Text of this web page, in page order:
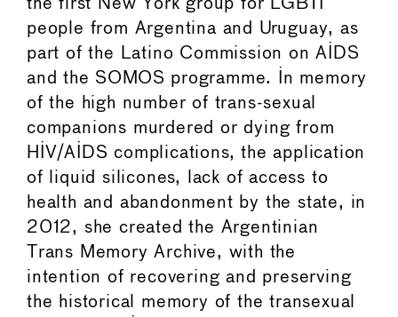
the first New York group for LGBTI
people from Argentina and Uruguay, as
part of the Latino Commission on AIDS
and the SOMOS programme. In memory
of the high number of trans-sexual
companions murdered or dying from
HIV/AIDS complications, the application
of liquid silicones, lack of access to
health and abandonment by the state, in
2012, she created the Argentinian
Trans Memory Archive, with the
intention of recovering and preserving
the historical memory of the transexual